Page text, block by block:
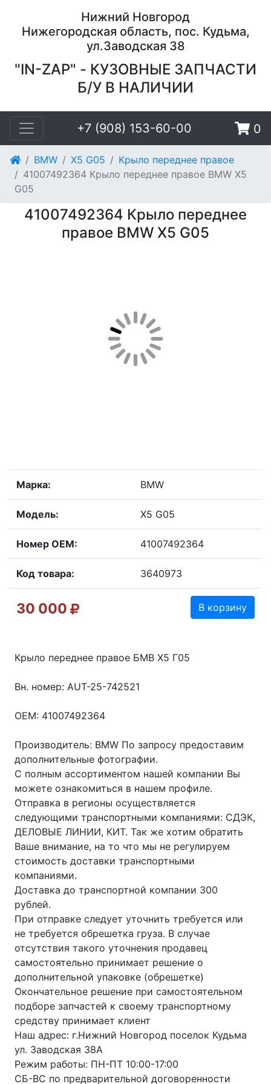
Нижний Новгород
Нижегородская область, пос. Кудьма,
ул.Заводская 38
"IN-ZAP" - КУЗОВНЫЕ ЗАПЧАСТИ
Б/У В НАЛИЧИИ
+7 (908) 153-60-00 0
BMW X5 G05
Крыло переднее правое
41007492364 Крыло переднее правое BMW X5
G05
41007492364 Крыло переднее
правое BMW X5 G05
Марка: BMW
Модель: X5 G05
Номер OEM: 41007492364
Код товара: 3640973
30 000 В корзину
Крыло переднее правое БМВ Х5 Г05
Вн. номер: AUT-25-742521
OEM: 41007492364
Производитель: BMW По запросу предоставим
дополнительные фотографии.
С полным ассортиментом нашей компании Вы
можете ознакомиться в нашем профиле.
Отправка в регионы осуществляется
следующими транспортными компаниями: СДЭК,
ДЕЛОВЫЕ ЛИНИИ, КИТ. Так же хотим обратить
Ваше внимание, на то что мы не регулируем
стоимость доставки транспортными
компаниями.
Доставка до транспортной компании 300
рублей.
При отправке следует уточнить требуется или
не требуется обрешетка груза. В случае
отсутствия такого уточнения продавец
самостоятельно принимает решение о
дополнительной упаковке (обрешетке)
Окончательное решение при самостоятельном
подборе запчастей к своему транспортному
средству принимает клиент
Наш адрес: г.Нижний Новгород поселок Кудьма
ул. Заводская 38А
Режим работы: ПН-ПТ 10:00-17:00
СБ-ВС по предварительной договоренности